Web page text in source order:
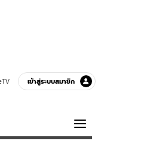
เข้าสู่ระบบสมาชิก